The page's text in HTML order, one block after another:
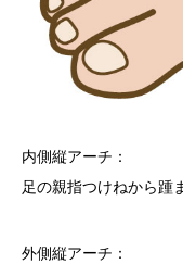
内側縦アーチ：
足の親指つけねから踵
外側縦アーチ：